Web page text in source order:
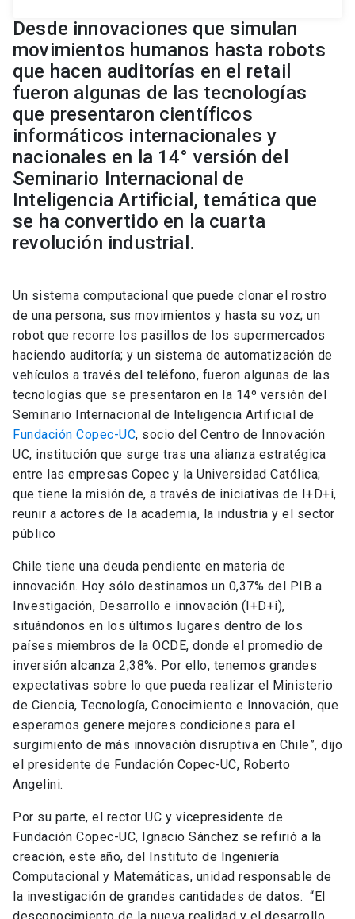
Desde innovaciones que simulan
movimientos humanos hasta robots
que hacen auditorías en el retail
fueron algunas de las tecnologías
que presentaron científicos
informáticos internacionales y
nacionales en la 14° versión del
Seminario Internacional de
Inteligencia Artificial, temática que
se ha convertido en la cuarta
revolución industrial.
Un sistema computacional que puede clonar el rostro
de una persona, sus movimientos y hasta su voz; un
robot que recorre los pasillos de los supermercados
haciendo auditoría; y un sistema de automatización de
vehículos a través del teléfono, fueron algunas de las
tecnologías que se presentaron en la 14º versión del
Seminario Internacional de Inteligencia Artificial de
Fundación Copec-UC, socio del Centro de Innovación
UC, institución que surge tras una alianza estratégica
entre las empresas Copec y la Universidad Católica;
que tiene la misión de, a través de iniciativas de I+D+i,
reunir a actores de la academia, la industria y el sector
público
Chile tiene una deuda pendiente en materia de
innovación. Hoy sólo destinamos un 0,37% del PIB a
Investigación, Desarrollo e innovación (I+D+i),
situándonos en los últimos lugares dentro de los
países miembros de la OCDE, donde el promedio de
inversión alcanza 2,38%. Por ello, tenemos grandes
expectativas sobre lo que pueda realizar el Ministerio
de Ciencia, Tecnología, Conocimiento e Innovación, que
esperamos genere mejores condiciones para el
surgimiento de más innovación disruptiva en Chile”, dijo
el presidente de Fundación Copec-UC, Roberto
Angelini.
Por su parte, el rector UC y vicepresidente de
Fundación Copec-UC, Ignacio Sánchez se refirió a la
creación, este año, del Instituto de Ingeniería
Computacional y Matemáticas, unidad responsable de
la investigación de grandes cantidades de datos. “El
desconocimiento de la nueva realidad y el desarrollo